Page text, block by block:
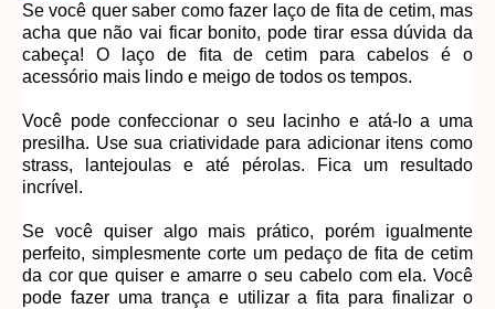
Se você quer saber como fazer laço de fita de cetim, mas
acha que não vai ficar bonito, pode tirar essa dúvida da
cabeça! O laço de fita de cetim para cabelos é o
acessório mais lindo e meigo de todos os tempos.
Você pode confeccionar o seu lacinho e atá-lo a uma
presilha. Use sua criatividade para adicionar itens como
strass, lantejoulas e até pérolas. Fica um resultado
incrível.
Se você quiser algo mais prático, porém igualmente
perfeito, simplesmente corte um pedaço de fita de cetim
da cor que quiser e amarre o seu cabelo com ela. Você
pode fazer uma trança e utilizar a fita para finalizar o